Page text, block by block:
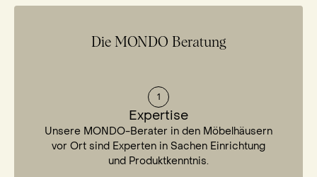
Die MONDO Beratung
1
Expertise
Unsere MONDO-Berater in den Möbelhäusern
vor Ort sind Experten in Sachen Einrichtung
und Produktkenntnis.